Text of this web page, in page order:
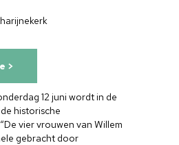
12 juni wordt in de
historische
vier vrouwen van Willem
gebracht door
>